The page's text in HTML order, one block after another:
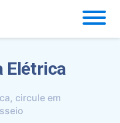
Elétrica
circule em